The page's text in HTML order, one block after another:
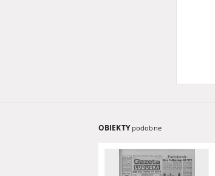
OBIEKTY podobne